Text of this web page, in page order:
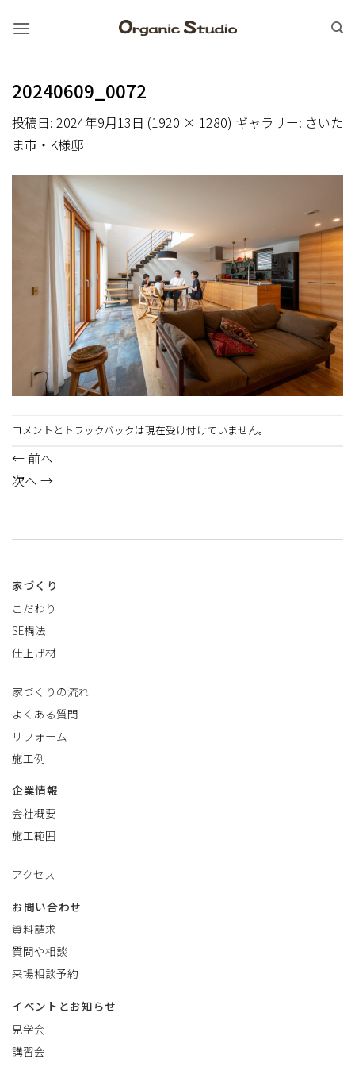
20240609_0072
投稿日: 2024年9月13日 (1920 × 1280) ギャラリー: さいた
ま市・K様邸
コメントとトラックバックは現在受け付けていません。
← 前へ
次へ →
家づくり
こだわり
SE構法
仕上げ材
家づくりの流れ
よくある質問
リフォーム
施工例
企業情報
会社概要
施工範囲
アクセス
お問い合わせ
資料請求
質問や相談
来場相談予約
イベントとお知らせ
見学会
講習会